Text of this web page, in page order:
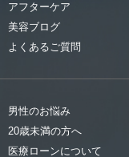
アフターケア
美容ブログ
よくあるご質問
男性のお悩み
20歳未満の方へ
医療ローンについて